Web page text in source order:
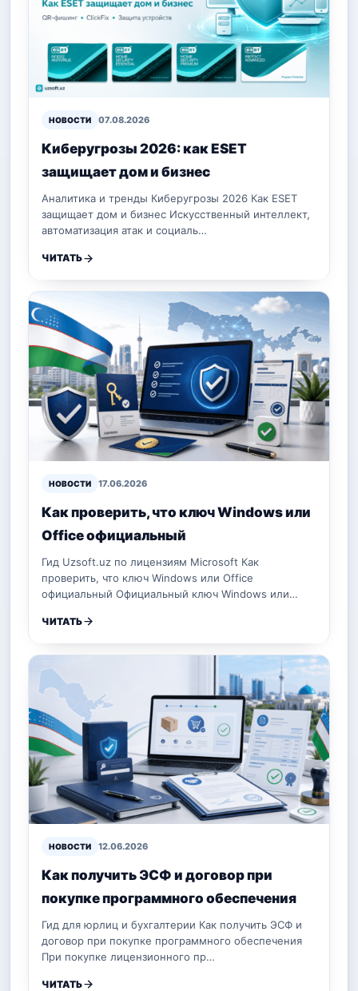
НОВОСТИ 07.08.2026
Киберугрозы 2026: как ESET
защищает дом и бизнес
Аналитика и тренды Киберугрозы 2026 Как ESET
защищает дом и бизнес Искусственный интеллект,
автоматизация атак и социаль…
ЧИТАТЬ
НОВОСТИ 17.06.2026
Как проверить, что ключ Windows или
Office официальный
Гид Uzsoft.uz по лицензиям Microsoft Как
проверить, что ключ Windows или Office
официальный Официальный ключ Windows или…
ЧИТАТЬ
НОВОСТИ 12.06.2026
Как получить ЭСФ и договор при
покупке программного обеспечения
Гид для юрлиц и бухгалтерии Как получить ЭСФ и
договор при покупке программного обеспечения
При покупке лицензионного пр…
ЧИТАТЬ